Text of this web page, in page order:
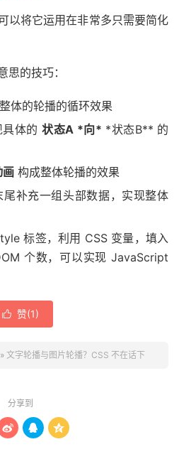
以将它运用在非常多只需要简化
思的技巧：
体的轮播的循环效果
具体的 状态A *向* *状态B** 的
画 构成整体轮播的效果
补充一组头部数据，实现整体
标签，利用 CSS 变量，填入
个数，可以实现 JavaScript
 赞(1)
» 文字轮播与图片轮播？CSS 不在话下
分享到
  